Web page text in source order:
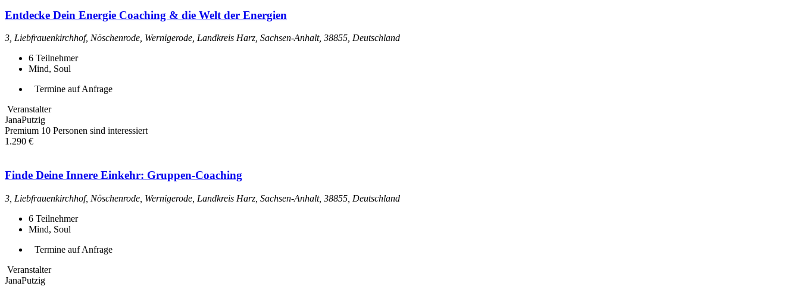
Entdecke Dein Energie Coaching & die Welt der Energien
3, Liebfrauenkirchhof, Nöschenrode, Wernigerode, Landkreis Harz, Sachsen-Anhalt, 38855, Deutschland
6 Teilnehmer
Mind, Soul
Termine auf Anfrage
Veranstalter
JanaPutzig
Premium 10 Personen sind interessiert
1.290 €
Finde Deine Innere Einkehr: Gruppen-Coaching
3, Liebfrauenkirchhof, Nöschenrode, Wernigerode, Landkreis Harz, Sachsen-Anhalt, 38855, Deutschland
6 Teilnehmer
Mind, Soul
Termine auf Anfrage
Veranstalter
JanaPutzig